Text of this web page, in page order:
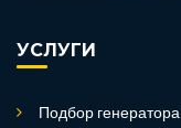
УСЛУГИ
Подбор генератора